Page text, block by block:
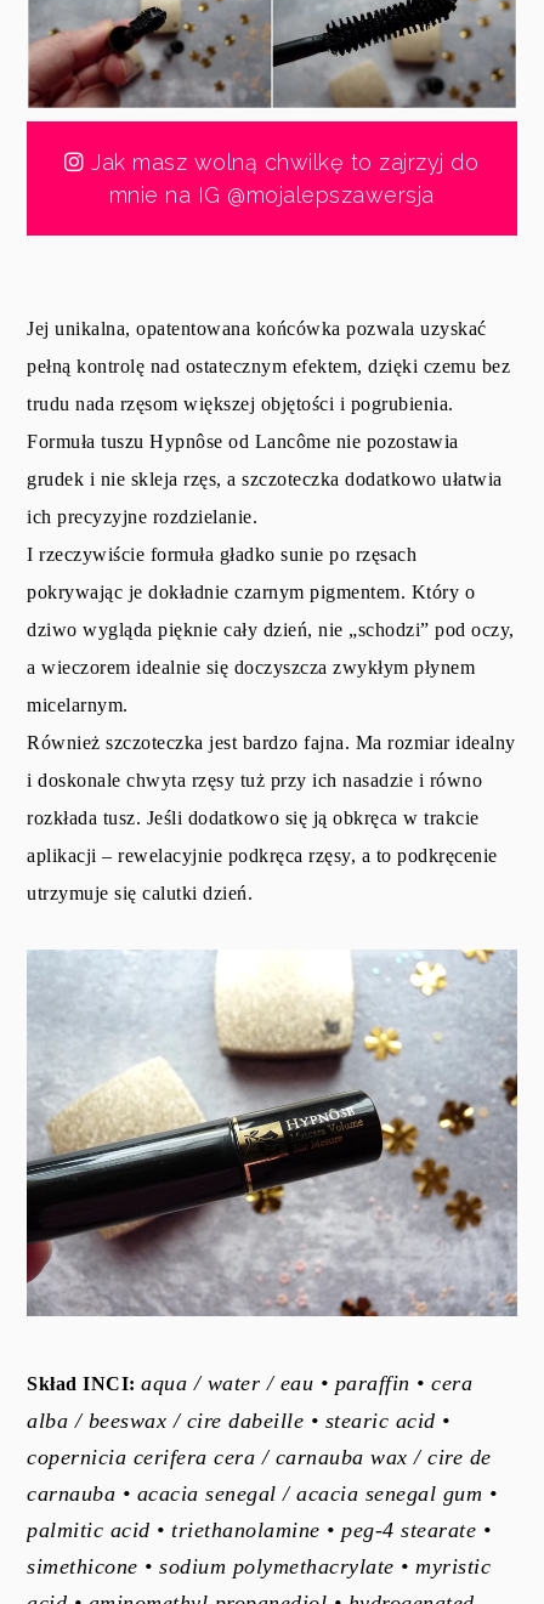
Jak masz wolną chwilkę to zajrzyj do
mnie na IG @mojalepszawersja
Jej unikalna, opatentowana końcówka pozwala uzyskać
pełną kontrolę nad ostatecznym efektem, dzięki czemu bez
trudu nada rzęsom większej objętości i pogrubienia.
Formuła tuszu Hypnôse od Lancôme nie pozostawia
grudek i nie skleja rzęs, a szczoteczka dodatkowo ułatwia
ich precyzyjne rozdzielanie.
I rzeczywiście formuła gładko sunie po rzęsach
pokrywając je dokładnie czarnym pigmentem. Który o
dziwo wygląda pięknie cały dzień, nie „schodzi” pod oczy,
a wieczorem idealnie się doczyszcza zwykłym płynem
micelarnym.
Również szczoteczka jest bardzo fajna. Ma rozmiar idealny
i doskonale chwyta rzęsy tuż przy ich nasadzie i równo
rozkłada tusz. Jeśli dodatkowo się ją obkręca w trakcie
aplikacji – rewelacyjnie podkręca rzęsy, a to podkręcenie
utrzymuje się calutki dzień.
Skład INCI: aqua / water / eau • paraffin • cera
alba / beeswax / cire dabeille • stearic acid •
copernicia cerifera cera / carnauba wax / cire de
carnauba • acacia senegal / acacia senegal gum •
palmitic acid • triethanolamine • peg-4 stearate •
simethicone • sodium polymethacrylate • myristic